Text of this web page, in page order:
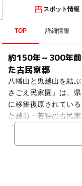
スポット情報
TOP 詳細情報
約150年～300年
た古民家郡
八幡山と兎越山を結
さごえ民家園」は、
に移築復原されてい
た越前・若狭の古民
でも約150年の月日